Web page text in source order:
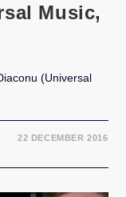
Music,
(Universal
22 DECEMBER 2016